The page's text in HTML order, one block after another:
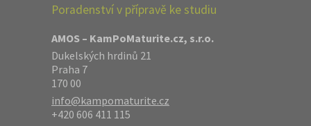
Poradenství v přípravě ke studiu
AMOS – KamPoMaturite.cz, s.r.o.
Dukelských hrdinů 21
Praha 7
170 00
info@kampomaturite.cz
+420 606 411 115